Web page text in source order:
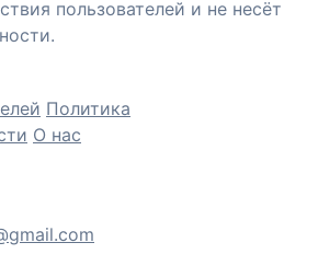
пользователей и не несёт
Политика
О нас